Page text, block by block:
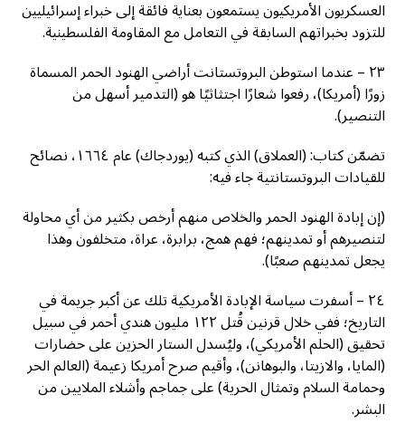
ﺍﻟﻌﺴﻜﺮﻳﻮﻥ ﺍﻷﻣﺮﻳﻜﻴﻮﻥ ﻳﺴﺘﻤﻌﻮﻥ ﺑﻌﻨﺎﻳﺔ ﻓﺎﺋﻘﺔ ﺇﻟﻰ ﺧﺒﺮﺍﺀ ﺇﺳﺮﺍﺋﻴﻠﻴﻴﻦ
ﻟﻠﺘﺰﻭﺩ ﺑﺨﺒﺮﺍﺗﻬﻢ ﺍﻟﺴﺎبقة ﻓﻲ ﺍﻟﺘﻌﺎﻣﻞ ﻣﻊ ﺍﻟﻤﻘﺎﻭﻣﺔ ﺍﻟﻔﻠﺴﻄﻴﻨﻴﺔ.
٢٣ – عندما استوطن البروتستانت أراضي الهنود الحمر المسماة
زورًا (أمريكا)، رفعوا شعارًا اجتثاثيًا هو (التدمير أسهل من
التنصير).
تضمّن كتاب: (العملاق) الذي كتبه (يوردجاك) عام ١٦٦٤، نصائح
للقيادات البروتستانتية جاء فيه:
(إن إبادة الهنود الحمر والخلاص منهم أرخص بكثير من أي محاولة
لتنصيرهم أو تمدينهم؛ فهم همج، برابرة، عراة، متخلفون وهذا
يجعل تمدينهم صعبًا).
٢٤ – أسفرت سياسة الإبادة الأمريكية تلك عن أكبر جريمة في
التاريخ؛ ففي خلال قرنين قُتل ١٢٢ مليون هندي أحمر في سبيل
تحقيق (الحلم الأمريكي)، وليُسدل الستار الحزين على حضارات
(المايا، والازيتا، والبوهانن)، وأقيم صرح أمريكا زعيمة (العالم الحر
وحمامة السلام وتمثال الحرية) على جماجم وأشلاء الملايين من
البشر.